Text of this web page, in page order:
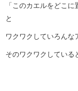
「このカエルをどこ
と
ワクワクしていろんな
そのワクワクしている